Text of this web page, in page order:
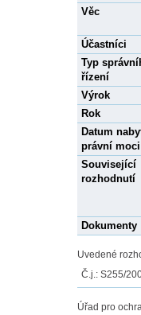
Věc
Účastníci
Typ
řízení
Výrok
Rok
Datum
právní moci
Související
rozhodnutí
Dokumenty
Uvedené
Č.j.: S255/
Úřad pro